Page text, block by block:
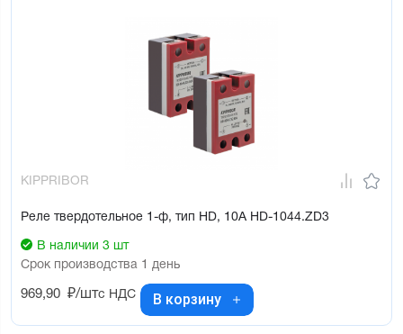
KIPPRIBOR
Реле твердотельное 1-ф, тип HD, 10А HD-1044.ZD3
В наличии 3 шт
Срок производства 1 день
969,90 ₽/штс НДС В корзину